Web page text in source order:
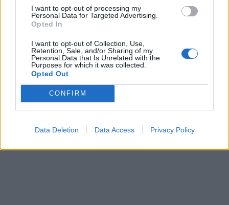
I want to opt-out of processing my
Personal Data for Targeted Advertising.
Opted In
I want to opt-out of Collection, Use,
Retention, Sale, and/or Sharing of my
Personal Data that Is Unrelated with the
Purposes for which it was collected.
Opted Out
CONFIRM
Data Deletion Data Access Privacy Policy